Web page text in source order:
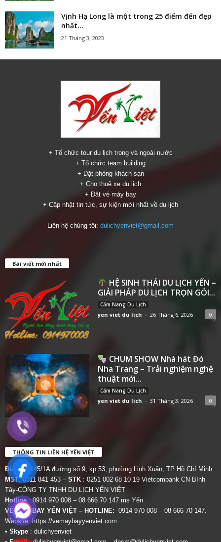
Vịnh Hạ Long là một trong 25 điểm đến đẹp
nhất...
21 Tháng 3, 2023
+ Tổ chức tour du lịch trong và ngoài nước
+ Tổ chức team building
+ Đặt phòng khách sạn
+ Cho thuê xe du lịch
+ Đặt vé máy bay
+ Cập nhật tin tức, sự kiện mới nhất về du lịch
Liên hệ chúng tôi: dulichyenviet@gmail.com
Bài viết mới nhất
HỆ SINH THÁI DU LỊCH YẾN –
GIẢI PHÁP DU LỊCH TRỌN GÓI...
Cẩm Nang Du Lịch
yen viet du lich - 26 Tháng 6, 2026 0
CHUM SHOW Nhà hát Đó
Nha Trang – Trải nghiệm nghệ
thuật mới...
Cẩm Nang Du Lịch
yen viet du lich - 31 Tháng 3, 2026 0
THÔNG TIN LIÊN HỆ YẾN VIỆT
Địa chỉ: 145/1A đường số 9, kp 53, phường Linh Xuân, TP Hồ Chí Minh
MST: 0311 841 453 – STK : 0251 002 68 10 19 Vietcombank CN Bình
Tây-CÔNG TY TNHH DU LỊCH YẾN VIỆT
Hotline : 0914 970 008 – 08 666 70 147 ms Yến
VÉ MÁY BAY YẾN VIỆT – HOTLINE: 0914 970 008 – 08 666 70 147.
Website:https://vemaybayyenviet.com
• Skype : dulichyenviet